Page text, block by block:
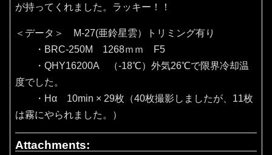
が持ってくれました。ラッキー！！
＜データ＞ M-27(亜鈴星雲）トリミング有り
・BRC-250M 1268ｍｍ F5
・QHY16200A （‐18℃）外気26℃で限界冷却温
度でした。
・Hα 10min × 29枚（40枚撮影しましたが、11枚
は霧にやられました。）
Attachments: